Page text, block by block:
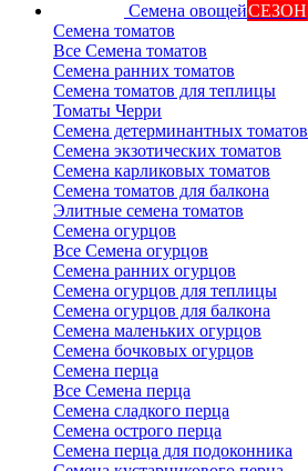
Семена овощейСЕЗОН
Семена томатов
Все Семена томатов
Семена ранних томатов
Семена томатов для теплицы
Томаты Черри
Семена детерминантных томатов
Семена экзотических томатов
Семена карликовых томатов
Семена томатов для балкона
Элитные семена томатов
Семена огурцов
Все Семена огурцов
Семена ранних огурцов
Семена огурцов для теплицы
Семена огурцов для балкона
Семена маленьких огурцов
Семена бочковых огурцов
Семена перца
Все Семена перца
Семена сладкого перца
Семена острого перца
Семена перца для подоконника